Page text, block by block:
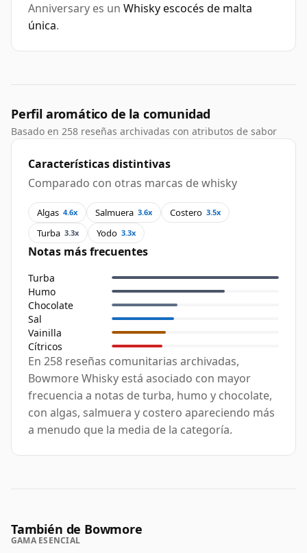
Anniversary es un Whisky escocés de malta
única.
Perfil aromático de la comunidad
Basado en 258 reseñas archivadas con atributos de sabor
Características distintivas
Comparado con otras marcas de whisky
Algas 4.6x Salmuera 3.6x Costero 3.5x
Turba 3.3x Yodo 3.3x
Notas más frecuentes
Turba
Humo
Chocolate
Sal
Vainilla
Cítricos
En 258 reseñas comunitarias archivadas,
Bowmore Whisky está asociado con mayor
frecuencia a notas de turba, humo y chocolate,
con algas, salmuera y costero apareciendo más
a menudo que la media de la categoría.
También de Bowmore
GAMA ESENCIAL